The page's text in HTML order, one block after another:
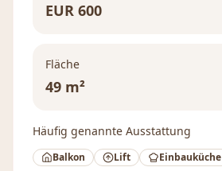
EUR 600
Fläche
49 m²
Häufig genannte Ausstattung
Balkon Lift Einbauküche